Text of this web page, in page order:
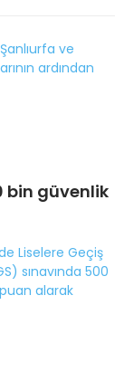
bin güvenlik